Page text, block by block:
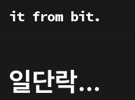
it from bit.
일단락…